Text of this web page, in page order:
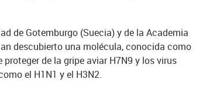
de Gotemburgo (Suecia) y de la Academia
descubierto una molécula, conocida como
de la gripe aviar H7N9 y los virus
el H1N1 y el H3N2.